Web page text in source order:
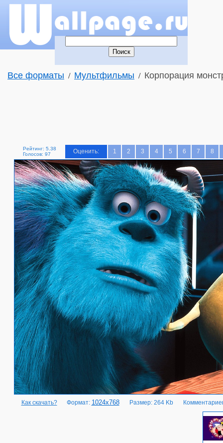
Все форматы / Мультфильмы / Корпорация
Рейтинг: 5.38
Голосов: 97
Оценить: 1 2 3 4 5 6 7 8
Как скачать? Формат: 1024x768 Размер: 264 Kb